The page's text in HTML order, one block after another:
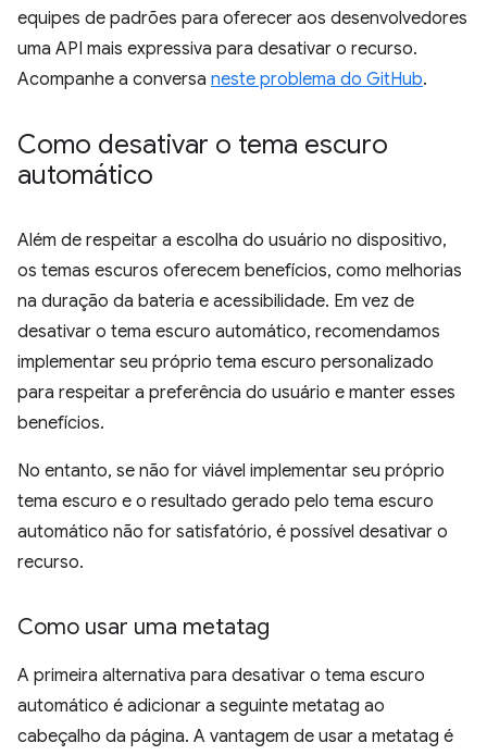
equipes de padrões para oferecer aos desenvolvedores
uma API mais expressiva para desativar o recurso.
Acompanhe a conversa neste problema do GitHub.
Como desativar o tema escuro
automático
Além de respeitar a escolha do usuário no dispositivo,
os temas escuros oferecem benefícios, como melhorias
na duração da bateria e acessibilidade. Em vez de
desativar o tema escuro automático, recomendamos
implementar seu próprio tema escuro personalizado
para respeitar a preferência do usuário e manter esses
benefícios.
No entanto, se não for viável implementar seu próprio
tema escuro e o resultado gerado pelo tema escuro
automático não for satisfatório, é possível desativar o
recurso.
Como usar uma metatag
A primeira alternativa para desativar o tema escuro
automático é adicionar a seguinte metatag ao
cabeçalho da página. A vantagem de usar a metatag é